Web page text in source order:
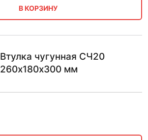
В КОРЗИНУ
Втулка чугунная СЧ20
260х180х300 мм